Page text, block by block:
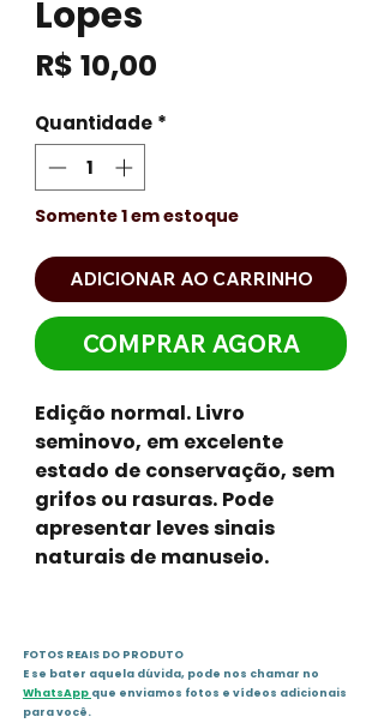
Lopes
R$ 10,00
Quantidade *
Somente 1 em estoque
ADICIONAR AO CARRINHO
COMPRAR AGORA
Edição normal. Livro
seminovo, em excelente
estado de conservação, sem
grifos ou rasuras. Pode
apresentar leves sinais
naturais de manuseio.
FOTOS REAIS DO PRODUTO
E se bater aquela dúvida, pode nos chamar no
WhatsApp que enviamos fotos e vídeos adicionais
para você.